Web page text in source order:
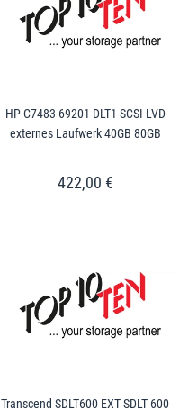
HP C7483-69201 DLT1 SCSI LVD
externes Laufwerk 40GB 80GB
422,00 €
Transcend SDLT600 EXT SDLT 600